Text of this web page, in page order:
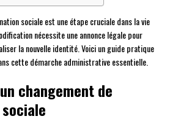
sociale est une étape cruciale dans la vie
nécessite une annonce légale pour
la nouvelle identité. Voici un guide pratique
cette démarche administrative essentielle.
changement de